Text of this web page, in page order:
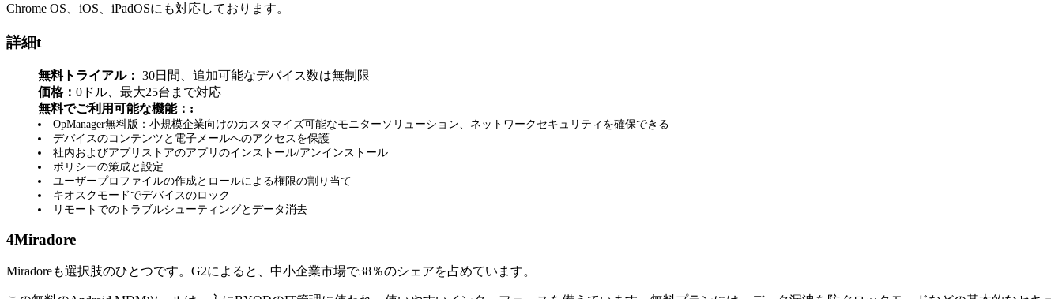
Chrome OS、iOS、iPadOSにも対応しております。
詳細t
無料トライアル： 30日間、追加可能なデバイス数は無制限
価格： 0ドル、最大25台まで対応
無料でご利用可能な機能：:
OpManager無料版：小規模企業向けのカスタマイズ可能なモニターソリューション、ネットワークセキュリティを確保できる
デバイスのコンテンツと電子メールへのアクセスを保護
社内およびアプリストアのアプリのインストール/アンインストール
ポリシーの策成と設定
ユーザープロファイルの作成とロールによる権限の割り当て
キオスクモードでデバイスのロック
リモートでのトラブルシューティングとデータ消去
4Miradore
Miradoreも選択肢のひとつです。G2によると、中小企業市場で38％のシェアを占めています。